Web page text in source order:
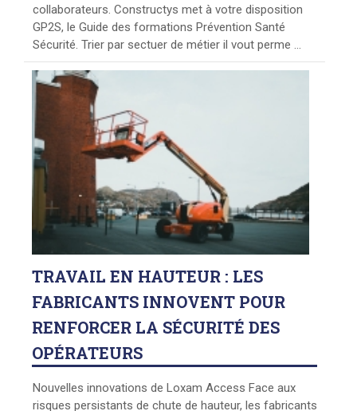
collaborateurs. Constructys met à votre disposition
GP2S, le Guide des formations Prévention Santé
Sécurité. Trier par sectuer de métier il vout perme ...
TRAVAIL EN HAUTEUR : LES
FABRICANTS INNOVENT POUR
RENFORCER LA SÉCURITÉ DES
OPÉRATEURS
Nouvelles innovations de Loxam Access Face aux
risques persistants de chute de hauteur, les fabricants